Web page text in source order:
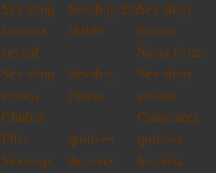
Sex shop
fantasia
sexual
Sexshop En
Wilde
Sex shop
envios
Santa Cruz
Sex shop
envios
Chubut
Sexshop
Flores
Sex shop
envios
Catamarca
Pilar
Sexshop
quilmes
delivery
quilmes
lencería